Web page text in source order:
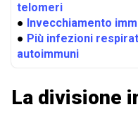
telomeri
● Invecchiamento
● Più infezioni
autoimmuni
La divisione